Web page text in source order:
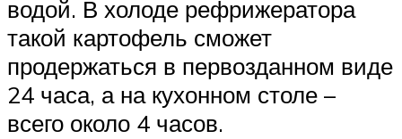
водой. В холоде рефрижератора
такой картофель сможет
продержаться в первозданном виде
24 часа, а на кухонном столе –
всего около 4 часов.